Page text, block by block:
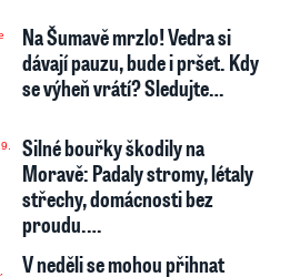
Na Šumavě mrzlo! Vedra si
dávají pauzu, bude i pršet. Kdy
se výheň vrátí? Sledujte…
Silné bouřky škodily na
Moravě: Padaly stromy, létaly
střechy, domácnosti bez
proudu.…
V neděli se mohou přihnat